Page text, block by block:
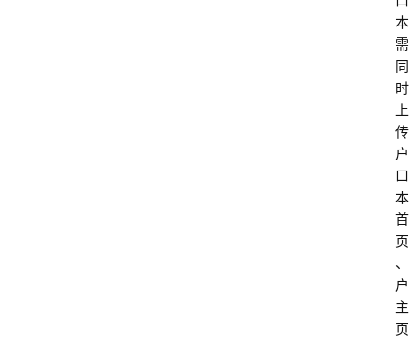
本
需
同
时
上
传
户
口
本
首
页
、
户
主
页